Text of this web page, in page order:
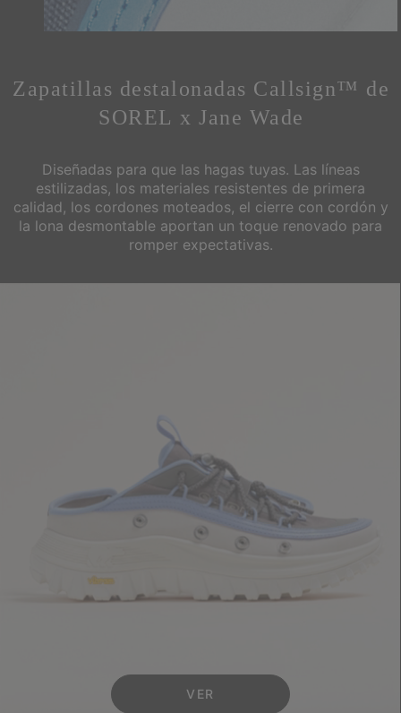
Zapatillas destalonadas Callsign™ de
SOREL x Jane Wade
Diseñadas para que las hagas tuyas. Las líneas
estilizadas, los materiales resistentes de primera
calidad, los cordones moteados, el cierre con cordón y
la lona desmontable aportan un toque renovado para
romper expectativas.
VER